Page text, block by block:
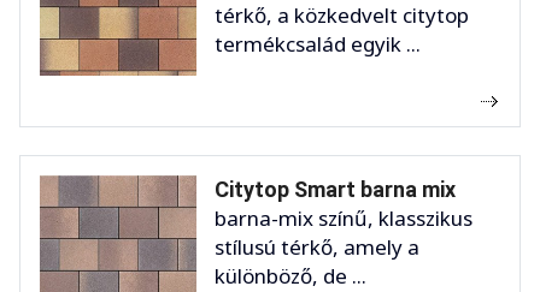
térkő, a közkedvelt citytop
termékcsalád egyik ...
Citytop Smart barna mix
barna-mix színű, klasszikus
stílusú térkő, amely a
különböző, de ...